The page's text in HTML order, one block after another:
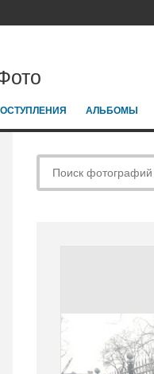
АЛЬБОМЫ